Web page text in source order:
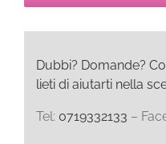
Dubbi? Domande?
lieti di aiutarti nella
Tel: 0719332133 –